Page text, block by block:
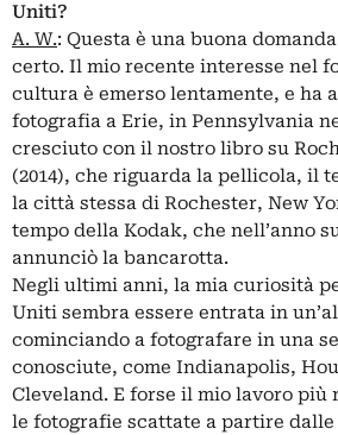
Uniti?
A. W.: Questa è una buona
certo. Il mio recente interesse nel
cultura è emerso lentamente, e ha
fotografia a Erie, in Pennsylvania
cresciuto con il nostro libro su
(2014), che riguarda la pellicola, il
la città stessa di Rochester, New
tempo della Kodak, che nell’anno
annunciò la bancarotta.
Negli ultimi anni, la mia curiosità
Uniti sembra essere entrata in
cominciando a fotografare in una
conosciute, come Indianapolis,
Cleveland. E forse il mio lavoro
le fotografie scattate a partire